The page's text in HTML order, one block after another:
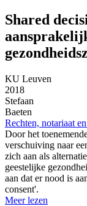
Shared
KU Leuven
2018
Stefaan
Baeten
Rechten, notariaat
Door het
verschuiving naar
zich aan als
geestelijke
aan dat er nood is
consent'.
Meer lezen